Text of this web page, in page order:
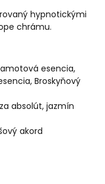
hypnotickými
chrámu.
esencia,
Broskyňový
absolút, jazmín
akord